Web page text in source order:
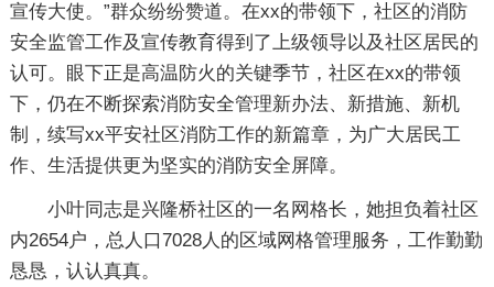
宣传大使。”群众纷纷赞道。在xx的带领下，社区的消防
安全监管工作及宣传教育得到了上级领导以及社区居民的
认可。眼下正是高温防火的关键季节，社区在xx的带领
下，仍在不断探索消防安全管理新办法、新措施、新机
制，续写xx平安社区消防工作的新篇章，为广大居民工
作、生活提供更为坚实的消防安全屏障。
小叶同志是兴隆桥社区的一名网格长，她担负着社区
内2654户，总人口7028人的区域网格管理服务，工作勤勤
恳恳，认认真真。